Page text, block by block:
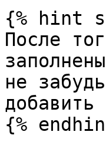
{% hint
После
не
{%